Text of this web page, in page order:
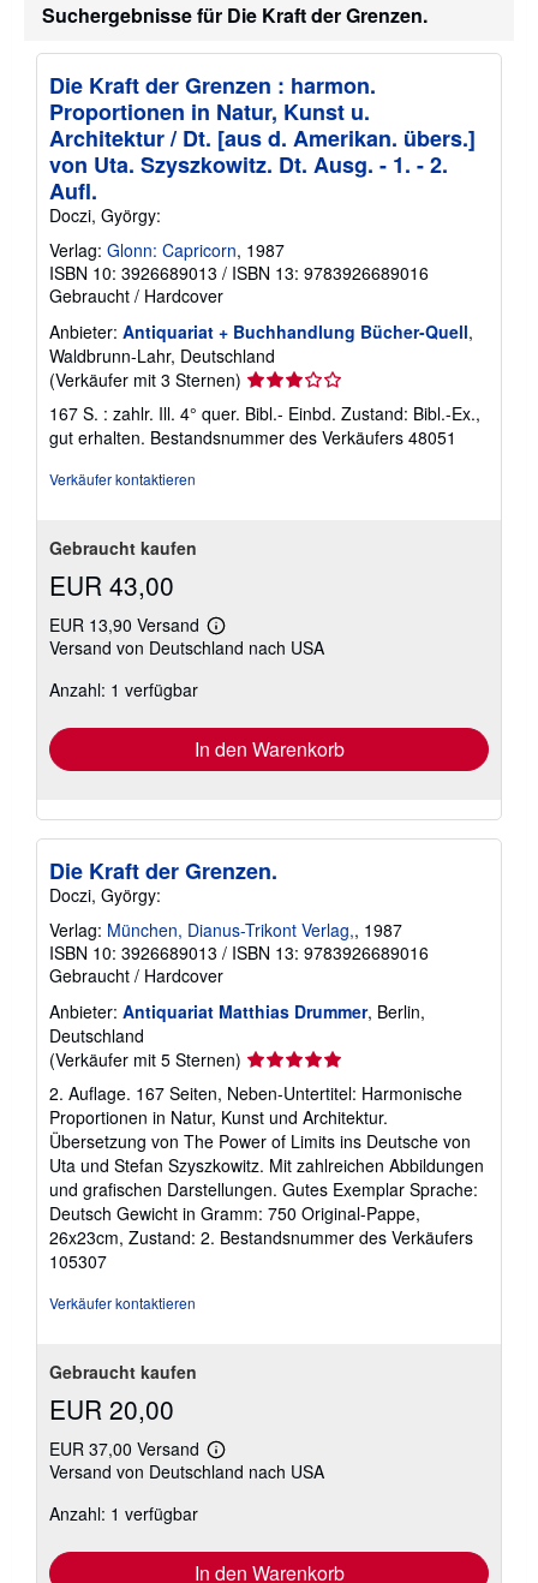
f
r
a
t
o
n
e
a
k
s
t
Suchergebnisse für Die Kraft der Grenzen.
Die Kraft der Grenzen : harmon.
Proportionen in Natur, Kunst u.
Architektur / Dt. [aus d. Amerikan. übers.]
von Uta. Szyszkowitz. Dt. Ausg. - 1. - 2.
Aufl.
Doczi, György:
Verlag: Glonn: Capricorn, 1987
ISBN 10: 3926689013 / ISBN 13: 9783926689016
Gebraucht / Hardcover
Anbieter: Antiquariat + Buchhandlung Bücher-Quell,
Waldbrunn-Lahr, Deutschland
(Verkäufer mit 3 Sternen) Verkäuferbewertung
3
von
5
167 S. : zahlr. Ill. 4° quer. Bibl.- Einbd. Zustand: Bibl.-Ex.,
gut erhalten. Bestandsnummer des Verkäufers 48051
Verkäufer kontaktieren
Gebraucht kaufen
EUR 43,00
EUR 13,90 Versand
Weitere
Informationen
Versand von Deutschland nach USA
Anzahl: 1 verfügbar
In den Warenkorb
Die Kraft der Grenzen.
Doczi, György:
Verlag: München, Dianus-Trikont Verlag,, 1987
ISBN 10: 3926689013 / ISBN 13: 9783926689016
Gebraucht / Hardcover
Anbieter: Antiquariat Matthias Drummer, Berlin,
Deutschland
(Verkäufer mit 5 Sternen) Verkäuferbewertung
5
von
5
Sternen
2. Auflage. 167 Seiten, Neben-Untertitel: Harmonische
Proportionen in Natur, Kunst und Architektur.
Übersetzung von The Power of Limits ins Deutsche von
Uta und Stefan Szyszkowitz. Mit zahlreichen Abbildungen
und grafischen Darstellungen. Gutes Exemplar Sprache:
Deutsch Gewicht in Gramm: 750 Original-Pappe,
26x23cm, Zustand: 2. Bestandsnummer des Verkäufers
105307
Verkäufer kontaktieren
Gebraucht kaufen
EUR 20,00
EUR 37,00 Versand
Weitere
Informationen
Versand von Deutschland nach USA
Anzahl: 1 verfügbar
In den Warenkorb